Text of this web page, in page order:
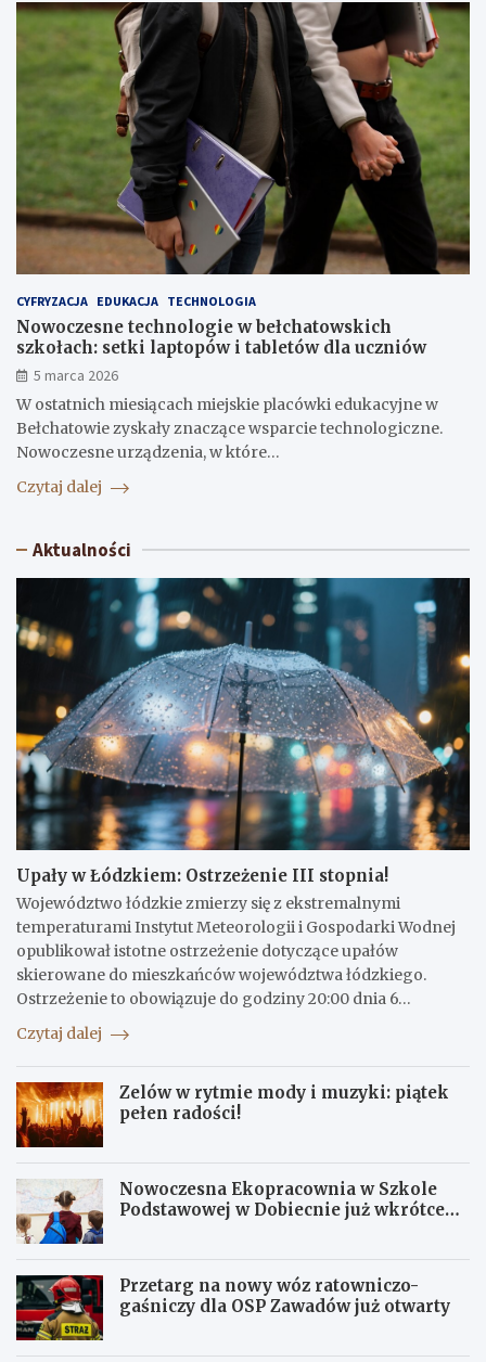
CYFRYZACJA EDUKACJA TECHNOLOGIA
Nowoczesne technologie w bełchatowskich
szkołach: setki laptopów i tabletów dla uczniów
5 marca 2026
W ostatnich miesiącach miejskie placówki edukacyjne w
Bełchatowie zyskały znaczące wsparcie technologiczne.
Nowoczesne urządzenia, w które…
Czytaj dalej
Aktualności
Upały w Łódzkiem: Ostrzeżenie III stopnia!
Województwo łódzkie zmierzy się z ekstremalnymi
temperaturami Instytut Meteorologii i Gospodarki Wodnej
opublikował istotne ostrzeżenie dotyczące upałów
skierowane do mieszkańców województwa łódzkiego.
Ostrzeżenie to obowiązuje do godziny 20:00 dnia 6…
Czytaj dalej
Zelów w rytmie mody i muzyki: piątek
pełen radości!
Nowoczesna Ekopracownia w Szkole
Podstawowej w Dobiecnie już wkrótce
Przetarg na nowy wóz ratowniczo-
gaśniczy dla OSP Zawadów już otwarty